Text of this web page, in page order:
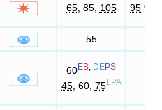
65, 85, 105 95 %,
55
60EB DEPS
45, 60, 75LPA